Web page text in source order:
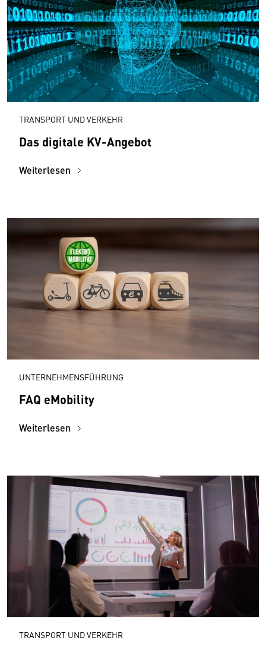
TRANSPORT UND VERKEHR
Das digitale KV-Angebot
Weiterlesen
UNTERNEHMENSFÜHRUNG
FAQ eMobility
Weiterlesen
TRANSPORT UND VERKEHR